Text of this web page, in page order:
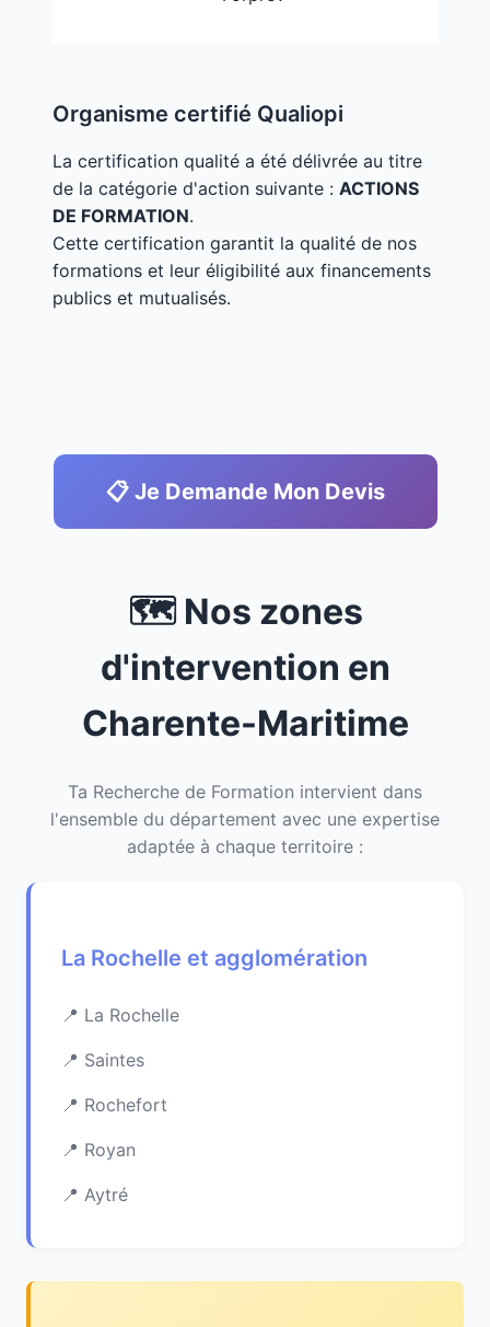
Organisme certifié Qualiopi
La certification qualité a été délivrée au titre
de la catégorie d'action suivante : ACTIONS
DE FORMATION.
Cette certification garantit la qualité de nos
formations et leur éligibilité aux financements
publics et mutualisés.
📋 Je Demande Mon Devis
🗺️ Nos zones
d'intervention en
Charente-Maritime
Ta Recherche de Formation intervient dans
l'ensemble du département avec une expertise
adaptée à chaque territoire :
La Rochelle et agglomération
La Rochelle
Saintes
Rochefort
Royan
Aytré